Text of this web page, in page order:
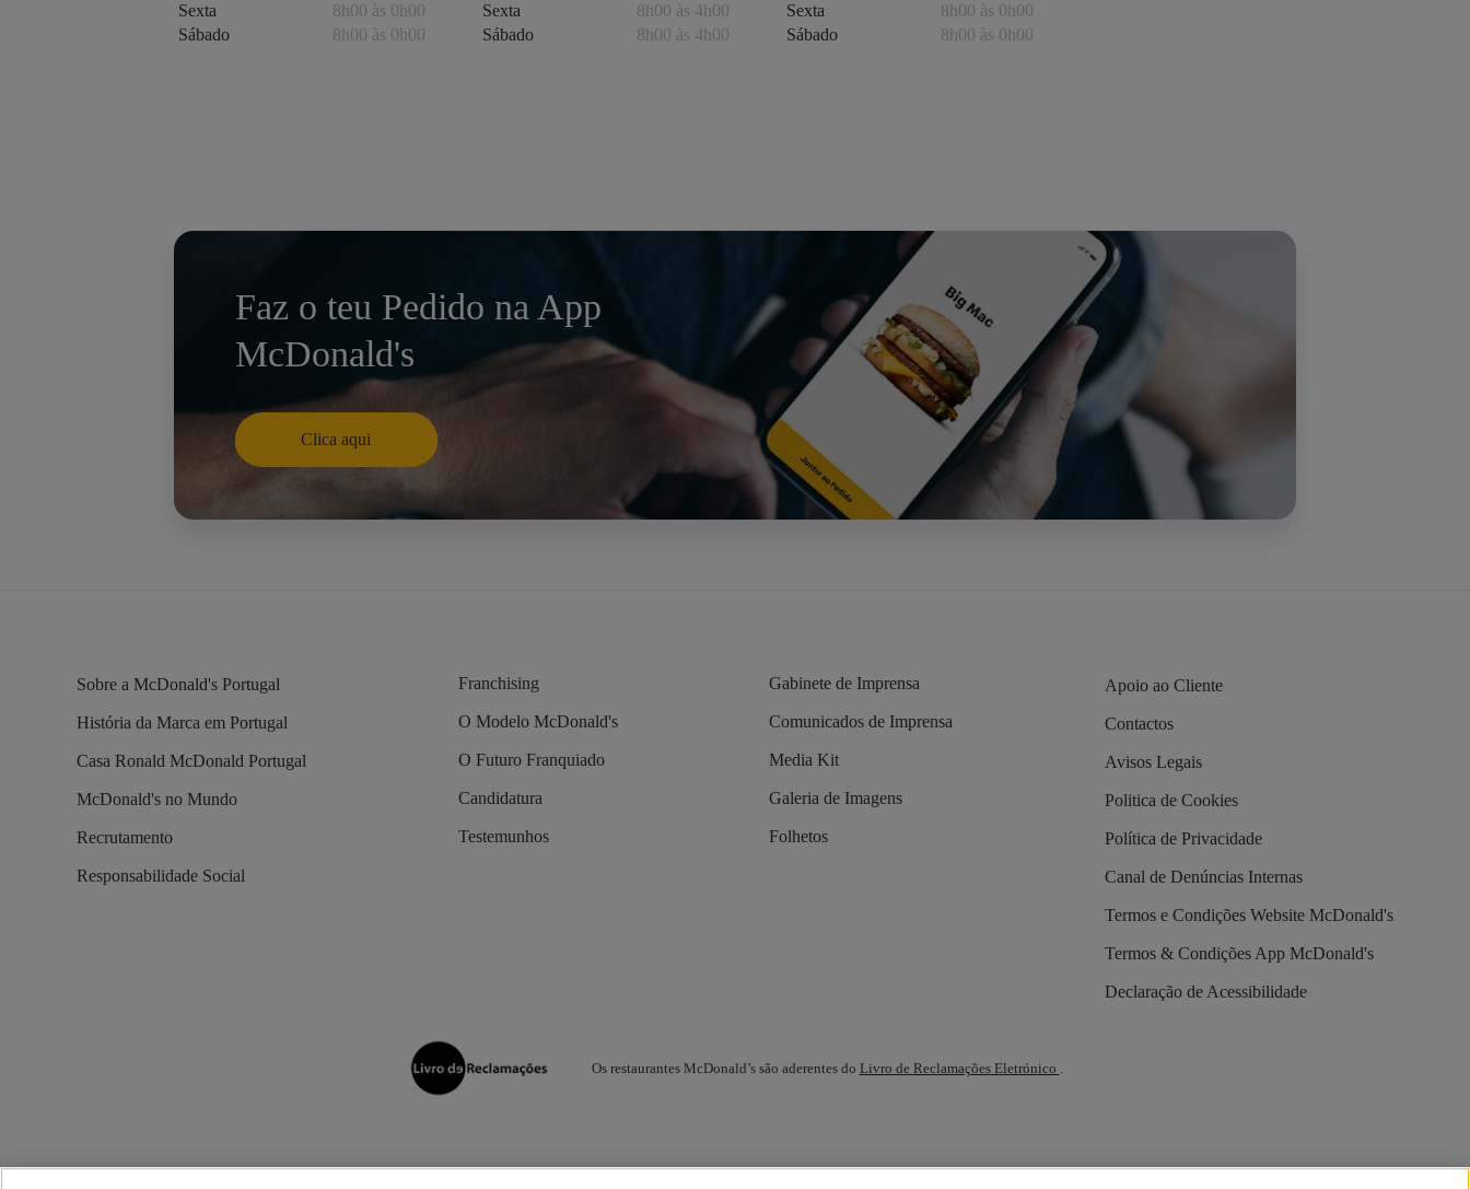
Sexta
8h00 às 0h00
Sábado
8h00 às 0h00
Sexta
8h00 às 4h00
Sábado
8h00 às 4h00
Sexta
8h00 às 0h00
Sábado
8h00 às 0h00
Faz o teu Pedido na App
McDonald's
Clica aqui
Sobre a McDonald's Portugal
História da Marca em Portugal
Casa Ronald McDonald Portugal
McDonald's no Mundo
Recrutamento
Responsabilidade Social
Franchising
O Modelo McDonald's
O Futuro Franquiado
Candidatura
Testemunhos
Gabinete de Imprensa
Comunicados de Imprensa
Media Kit
Galeria de Imagens
Folhetos
Apoio ao Cliente
Contactos
Avisos Legais
Politica de Cookies
Política de Privacidade
Canal de Denúncias Internas
Termos e Condições Website McDonald's
Termos & Condições App McDonald's
Declaração de Acessibilidade
Os restaurantes McDonald’s são aderentes do Livro de Reclamações Eletrónico